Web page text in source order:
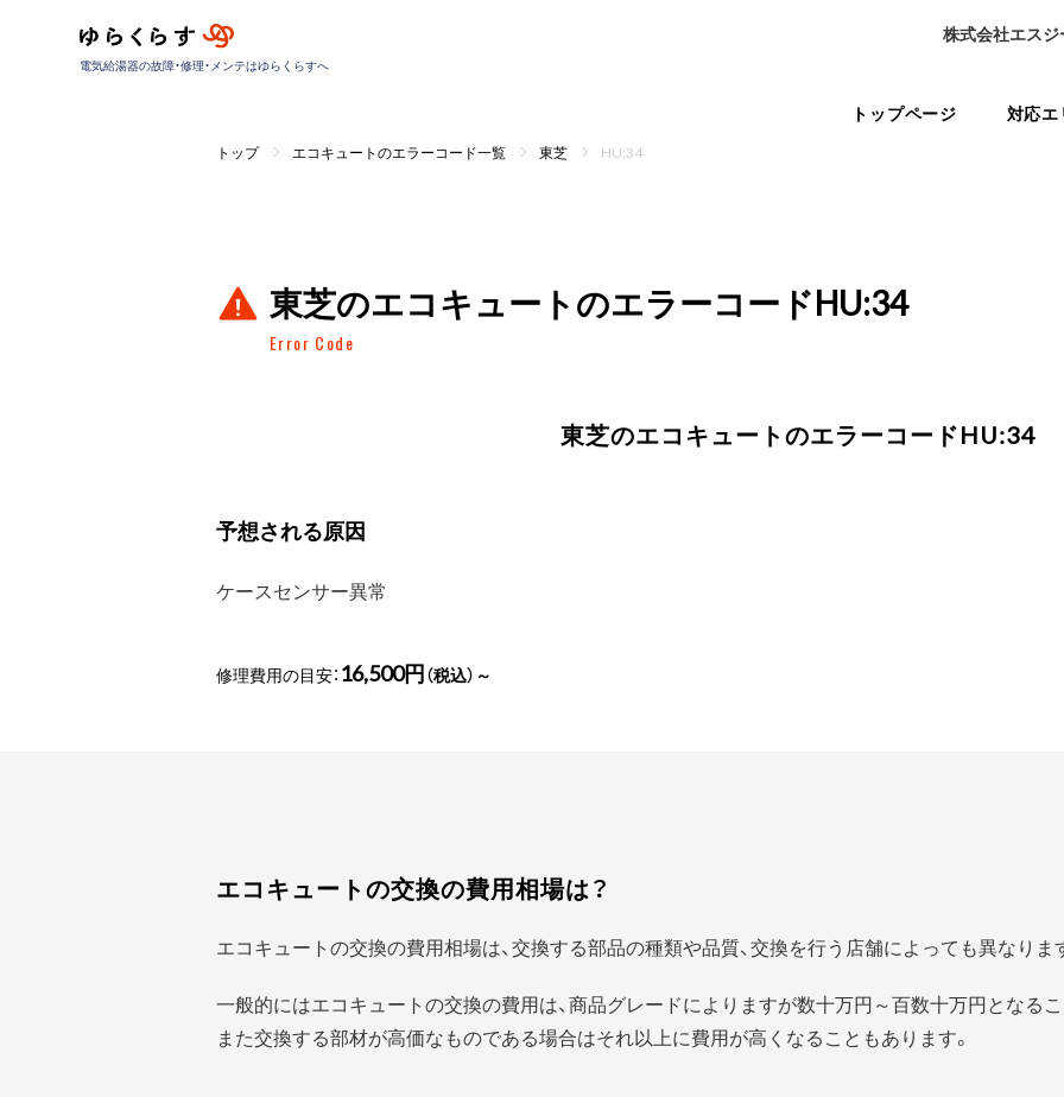
電気給湯器の故障・修理・メンテはゆらくらすへ
株式会社エスジ
トップページ 対応エ
トップ エコキュートのエラーコード一覧 東芝 HU:34
東芝のエコキュートのエラーコードHU:34
Error Code
東芝のエコキュートのエラーコードHU:34
予想される原因
ケースセンサー異常
修理費用の目安： 16,500円（税込）～
エコキュートの交換の費用相場は？
エコキュートの交換の費用相場は、交換する部品の種類や品質、交換を行う店舗によっても異なりま
一般的にはエコキュートの交換の費用は、商品グレードによりますが数十万円～百数十万円となるこ
また交換する部材が高価なものである場合はそれ以上に費用が高くなることもあります。